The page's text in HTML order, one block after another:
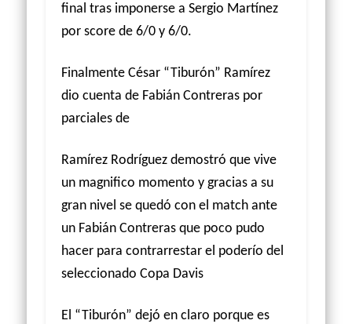
final tras imponerse a Sergio Martínez
por score de 6/0 y 6/0.
Finalmente César “Tiburón” Ramírez
dio cuenta de Fabián Contreras por
parciales de
Ramírez Rodríguez demostró que vive
un magnifico momento y gracias a su
gran nivel se quedó con el match ante
un Fabián Contreras que poco pudo
hacer para contrarrestar el poderío del
seleccionado Copa Davis
El “Tiburón” dejó en claro porque es